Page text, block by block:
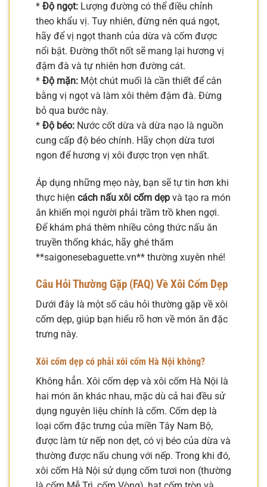
* Độ ngọt: Lượng đường có thể điều chỉnh
theo khẩu vị. Tuy nhiên, đừng nên quá ngọt,
hãy để vị ngọt thanh của dừa và cốm được
nổi bật. Đường thốt nốt sẽ mang lại hương vị
đậm đà và tự nhiên hơn đường cát.
* Độ mặn: Một chút muối là cần thiết để cân
bằng vị ngọt và làm xôi thêm đậm đà. Đừng
bỏ qua bước này.
* Độ béo: Nước cốt dừa và dừa nạo là nguồn
cung cấp độ béo chính. Hãy chọn dừa tươi
ngon để hương vị xôi được trọn vẹn nhất.
Áp dụng những mẹo này, bạn sẽ tự tin hơn khi
thực hiện cách nấu xôi cốm dẹp và tạo ra món
ăn khiến mọi người phải trầm trồ khen ngợi.
Để khám phá thêm nhiều công thức nấu ăn
truyền thống khác, hãy ghé thăm
**saigonesebaguette.vn** thường xuyên nhé!
Câu Hỏi Thường Gặp (FAQ) Về Xôi Cốm Dẹp
Dưới đây là một số câu hỏi thường gặp về xôi
cốm dẹp, giúp bạn hiểu rõ hơn về món ăn đặc
trưng này.
Xôi cốm dẹp có phải xôi cốm Hà Nội không?
Không hẳn. Xôi cốm dẹp và xôi cốm Hà Nội là
hai món ăn khác nhau, mặc dù cả hai đều sử
dụng nguyên liệu chính là cốm. Cốm dẹp là
loại cốm đặc trưng của miền Tây Nam Bộ,
được làm từ nếp non dẹt, có vị béo của dừa và
thường được nấu chung với nếp. Trong khi đó,
xôi cốm Hà Nội sử dụng cốm tươi non (thường